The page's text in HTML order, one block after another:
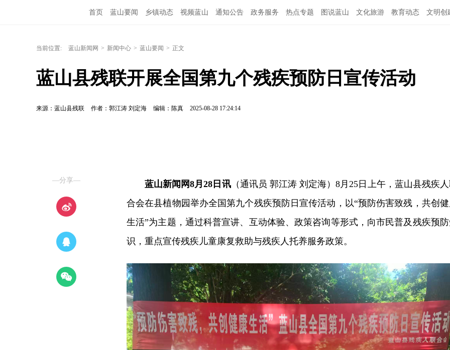
首页 蓝山要闻 乡镇动态 视频蓝山 通知公告 政务服务 热点专题 图说蓝山 文化旅游 教育动态 文明创
当前位置: 蓝山新闻网 > 新闻中心 > 蓝山要闻 > 正文
蓝山县残联开展全国第九个残疾预防日宣传活动
来源：蓝山县残联 作者：郭江涛 刘定海 编辑：陈真 2025-08-28 17:24:14
—分享— 蓝山新闻网8月28日讯（通讯员 郭江涛 刘定海）8月25日上午，蓝山县残疾
合会在县植物园举办全国第九个残疾预防日宣传活动，以“预防伤害致残，共创
生活”为主题，通过科普宣讲、互动体验、政策咨询等形式，向市民普及残疾预
识，重点宣传残疾儿童康复救助与残疾人托养服务政策。